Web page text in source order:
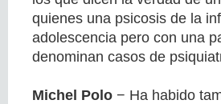
quienes una psicosis de la
adolescencia pero con una
denominan casos de
Michel Polo − Ha habido